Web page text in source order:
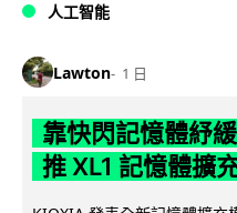
人工智能
Lawton 1 日
靠快閃記憶體紓
推 XL1 記憶體擴